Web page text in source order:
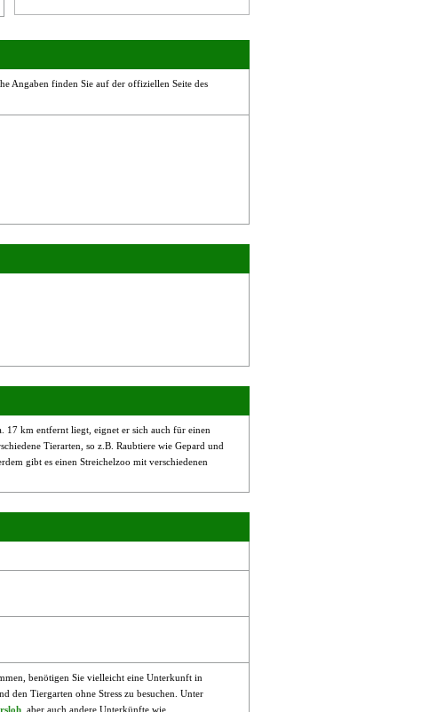
Angaben finden Sie auf der offiziellen Seite des
km entfernt liegt, eignet er sich auch für einen
Tierarten, so z.B. Raubtiere wie Gepard und
gibt es einen Streichelzoo mit verschiedenen
benötigen Sie vielleicht eine Unterkunft in
den Tiergarten ohne Stress zu besuchen. Unter
, aber auch andere Unterkünfte wie